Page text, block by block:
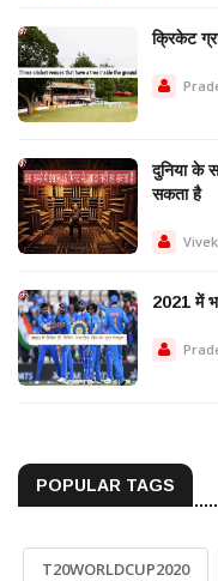
क्रिकेट
दुनिया के
सकता है
2021 में
POPULAR TAGS
T20WORLDCUP2020